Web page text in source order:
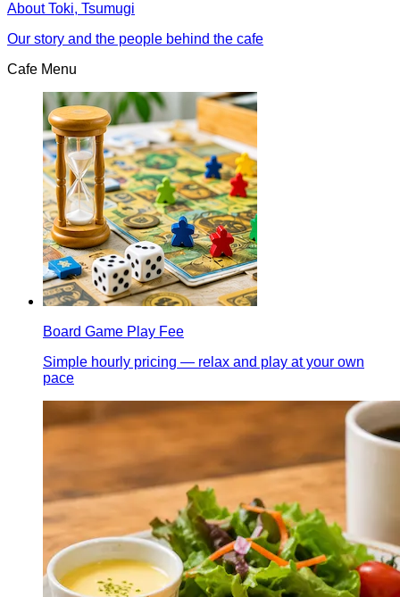
About Toki, Tsumugi
Our story and the people behind the cafe
Cafe Menu
Board Game Play Fee
Simple hourly pricing — relax and play at your own
pace